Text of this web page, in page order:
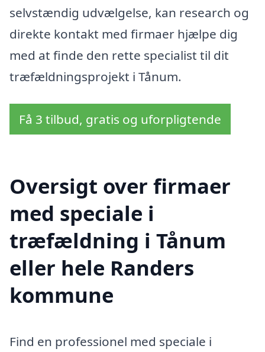
selvstændig udvælgelse, kan research og
direkte kontakt med firmaer hjælpe dig
med at finde den rette specialist til dit
træfældningsprojekt i Tånum.
Få 3 tilbud, gratis og uforpligtende
Oversigt over firmaer
med speciale i
træfældning i Tånum
eller hele Randers
kommune
Find en professionel med speciale i